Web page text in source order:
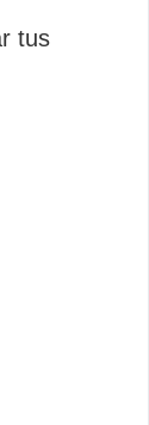
tus